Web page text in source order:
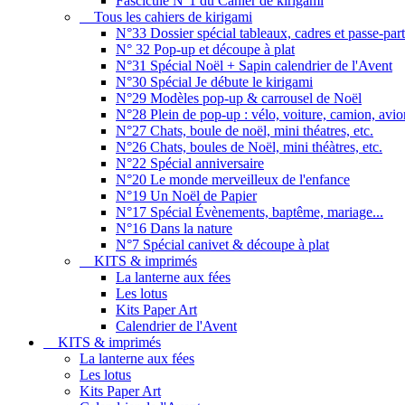
Tous les cahiers de kirigami
N°33 Dossier spécial tableaux, cadres et passe-
N° 32 Pop-up et découpe à plat
N°31 Spécial Noël + Sapin calendrier de l'Avent
N°30 Spécial Je débute le kirigami
N°29 Modèles pop-up & carrousel de Noël
N°28 Plein de pop-up : vélo, voiture, camion,
N°27 Chats, boule de noël, mini théatres, etc.
N°26 Chats, boules de Noël, mini théàtres, etc.
N°22 Spécial anniversaire
N°20 Le monde merveilleux de l'enfance
N°19 Un Noël de Papier
N°17 Spécial Évènements, baptême, mariage...
N°16 Dans la nature
N°7 Spécial canivet & découpe à plat
KITS & imprimés
La lanterne aux fées
Les lotus
Kits Paper Art
Calendrier de l'Avent
KITS & imprimés
La lanterne aux fées
Les lotus
Kits Paper Art